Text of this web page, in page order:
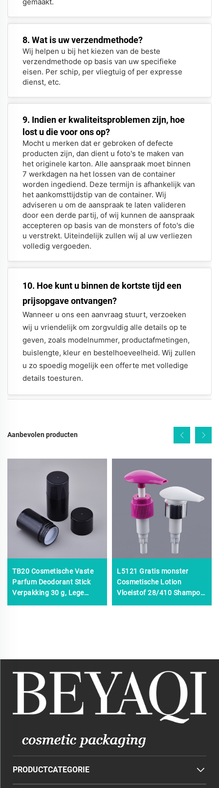
8. Wat is uw verzendmethode?
Wij helpen u bij het kiezen van de beste
verzendmethode op basis van uw specifieke
eisen. Per schip, per vliegtuig of per expresse
dienst, etc.
9. Indien er kwaliteitsproblemen zijn, hoe
lost u die voor ons op?
Mocht u merken dat er gebroken of defecte
producten zijn, dan dient u foto's te maken van
het originele karton. Alle aanspraak moet binnen
7 werkdagen na het lossen van de container
worden ingediend. Deze termijn is afhankelijk van
het aankomsttijdstip van de container. Wij
adviseren u om de aanspraak te laten valideren
door een derde partij, of wij kunnen de aanspraak
accepteren op basis van de monsters of foto's die
u verstrekt. Uiteindelijk zullen wij al uw verliezen
volledig vergoeden.
10. Hoe kunt u binnen de kortste tijd een
prijsopgave ontvangen?
Wanneer u ons een aanvraag stuurt, verzoeken
wij u vriendelijk om zorgvuldig alle details op te
geven, zoals modelnummer, productafmetingen,
buislengte, kleur en bestelhoeveelheid. Wij zullen
u zo spoedig mogelijk een offerte met volledige
details toesturen.
Aanbevolen producten
TB20 Cosmetische Vaste
Parfum Deodorant Stick
Verpakking 30 g, Lege
L5121 Gratis monster
Cosmetische Lotion
Vloeistof 28/410 Shampoo
PRODUCTCATEGORIE